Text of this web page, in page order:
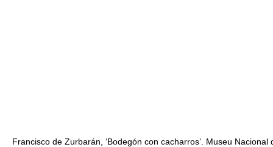
Francisco de Zurbarán, ‘Bodegón con cacharros’. Museu Nacional